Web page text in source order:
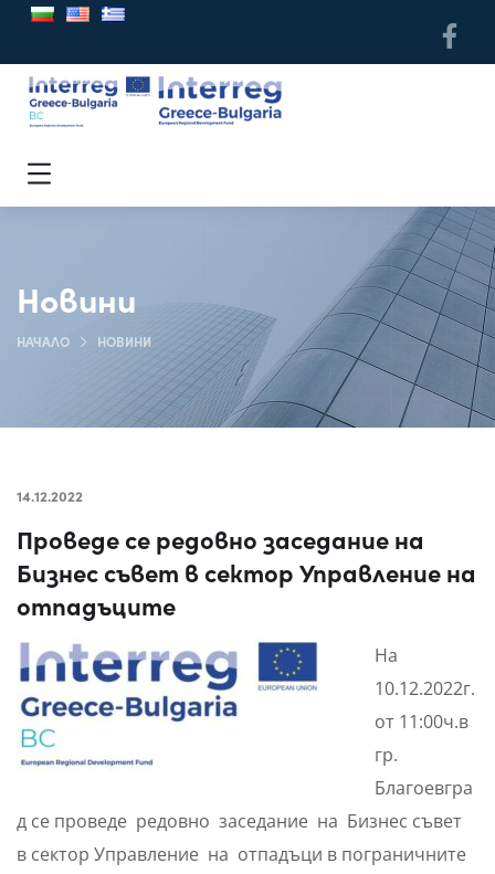
Новини
НАЧАЛО НОВИНИ
14.12.2022
Проведе се редовно заседание на
Бизнес съвет в сектор Управление на
отпадъците
На
10.12.2022г.
от 11:00ч.в
гр.
Благоевгра
д се проведе редовно заседание на Бизнес съвет
в сектор Управление на отпадъци в пограничните